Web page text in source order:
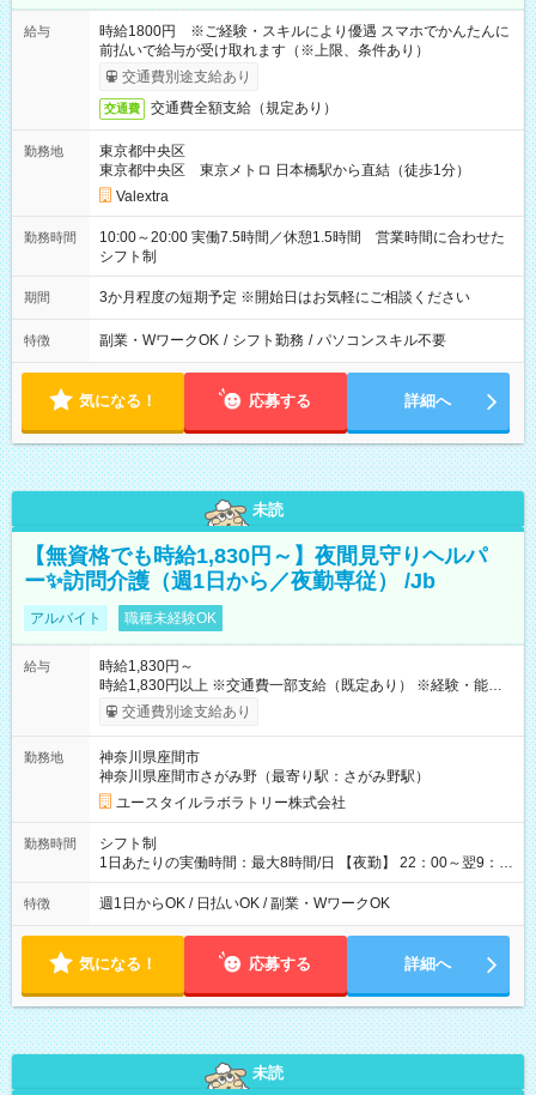
給与
時給1800円 ※ご経験・スキルにより優遇 スマホでかんたんに
前払いで給与が受け取れます（※上限、条件あり）
交通費別途支給あり
交通費 交通費全額支給（規定あり）
勤務地
東京都中央区
東京都中央区 東京メトロ 日本橋駅から直結（徒歩1分）
Valextra
勤務時間
10:00～20:00 実働7.5時間／休憩1.5時間 営業時間に合わせた
シフト制
期間 3か月程度の短期予定 ※開始日はお気軽にご相談ください
特徴 副業・WワークOK / シフト勤務 / パソコンスキル不要
気になる！ 応募する 詳細へ
未読
【無資格でも時給1,830円～】夜間見守りヘルパ
ー✨訪問介護（週1日から／夜勤専従） /Jb
アルバイト 職種未経験OK
給与
時給1,830円～
時給1,830円以上 ※交通費一部支給（既定あり） ※経験・能力を
考慮して決定します 【収入例】 週1回勤務の場合：1,830円×8時
間×4回=5万8,560円 週3回勤務の場合：1,830円×8時間×12回
月 ※ 雇用形態と給与に、本採用時と異なる部分があります。 雇
用形態：本採用時と同じです。 給与：時給 1,660円以上
交通費別途支給あり
勤務地
神奈川県座間市
神奈川県座間市さがみ野（最寄り駅：さがみ野駅）
ユースタイルラボラトリー株式会社
勤務時間
シフト制
1日あたりの実働時間：最大8時間/日 【夜勤】 22：00～翌9：
00 ※週1日～OK ／ 夜勤専従 ＊＊ 勤務時間例 ＊＊ ■22時か
ら翌7時 ■23時から翌8時 ■24時から翌9時 など ※上記の時間
ます。 ※曜日固定（毎週同じ曜日での勤務となります）
特徴 週1日からOK / 日払いOK / 副業・WワークOK
気になる！ 応募する 詳細へ
未読